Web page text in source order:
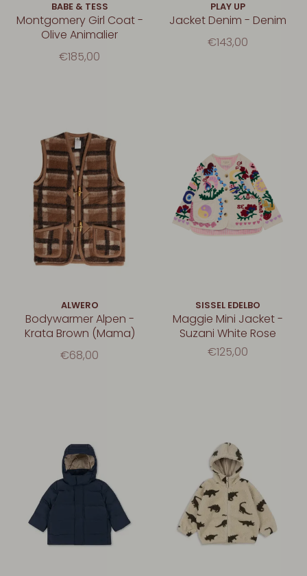
BABE & TESS
Montgomery Girl Coat -
Olive Animalier
€185,00
PLAY UP
Jacket Denim - Denim
€143,00
ALWERO
Bodywarmer Alpen -
Krata Brown (Mama)
€68,00
SISSEL EDELBO
Maggie Mini Jacket -
Suzani White Rose
€125,00